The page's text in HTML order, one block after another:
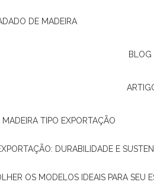
DE MADEIRA
BLOG
TIPO EXPORTAÇÃO
DURABILIDADE E
OS MODELOS IDEAIS PARA SEU